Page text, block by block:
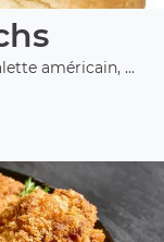
américain, ...